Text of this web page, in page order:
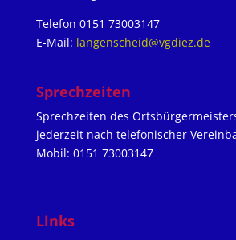
Telefon 0151 73003147
E-Mail: langenscheid@vgdiez.de
Sprechzeiten
Sprechzeiten des
jederzeit nach telefonischer
Mobil: 0151 73003147
Links